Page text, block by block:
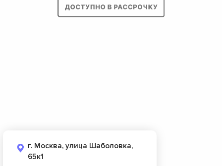
г. Москва, улица Шаболовка,
65к1